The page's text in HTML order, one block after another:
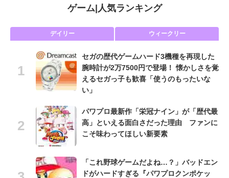
ゲーム| 人気ランキング
デイリー ウィークリー
セガの歴代ゲームハード3機種を再現した
腕時計が2万7500円で登場！ 懐かしさを覚
えるセガっ子も歓喜「使うのもったいな
い」
パワプロ最新作「栄冠ナイン」が「歴代最
高」といえる面白さだった理由 ファンに
こそ味わってほしい新要素
「これ野球ゲームだよね…？」バッドエン
ドがハードすぎる『パワプロクンポケッ